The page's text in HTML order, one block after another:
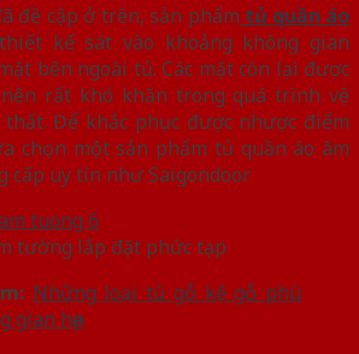
đề cập ở trên, sản phẩm tủ quần áo
kế sát vào khoảng không gian
bên ngoài tủ. Các mặt còn lại được
rất khó khăn trong quá trình vệ
Để khắc phục được nhược điểm
chọn một sản phẩm tủ quần áo âm
cấp uy tín như Saigondoor
tường lắp đặt phức tạp
Những loại tủ gỗ kệ gỗ phù
gian hẹp